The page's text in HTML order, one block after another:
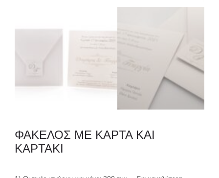
ΦΑΚΕΛΟΣ ΜΕ ΚΑΡΤΑ ΚΑΙ
ΚΑΡΤΑΚΙ